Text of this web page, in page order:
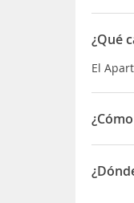
¿Qué
El
Este